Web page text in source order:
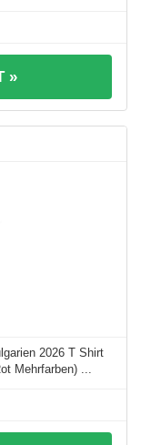
»
2026 T Shirt
Mehrfarben) ...